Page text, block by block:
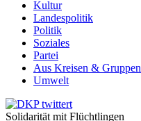
Kultur
Landespolitik
Politik
Soziales
Partei
Aus Kreisen & Gruppen
Umwelt
Solidarität mit Flüchtlingen